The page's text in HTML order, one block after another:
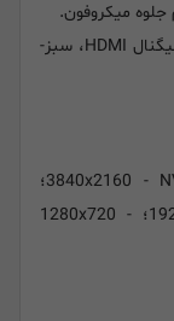
نشانگر وضعیت LED: قرمز- پاور، آبی- ورودی سیگنال HDMI، سبز-
3840x2160 - NV12/30. 2560x1440 - NV12/60، YUY/50؛
1920x1080 - NV12/120، YUY/60، XRGB/30؛ 1280x720 -